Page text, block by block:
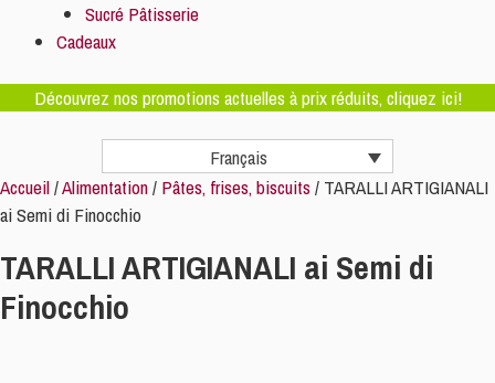
Sucré Pâtisserie
Cadeaux
Découvrez nos promotions actuelles à prix réduits, cliquez ici!
Français
Accueil/Alimentation/ Pâtes, frises, biscuits/ TARALLI ARTIGIANALI
ai Semi di Finocchio
TARALLI ARTIGIANALI ai Semi di
Finocchio